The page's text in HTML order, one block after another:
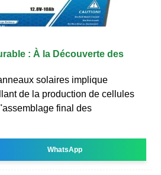
: À la Découverte des
solaires implique
de la production de cellules
final des
WhatsApp